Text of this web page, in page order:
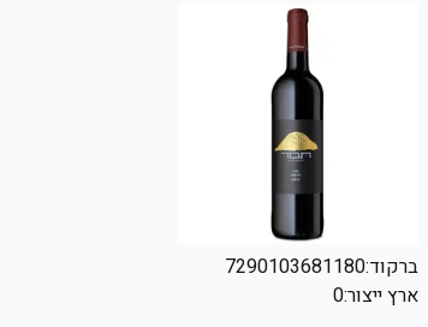
ברקוד:7290103681180
ארץ ייצור:0